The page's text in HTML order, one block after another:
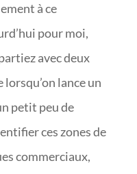
à ce
pour moi,
avec deux
lorsqu’on lance un
petit peu de
ces zones de
commerciaux,